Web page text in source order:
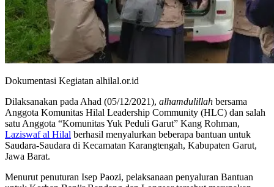
Dokumentasi Kegiatan alhilal.or.id
Dilaksanakan pada Ahad (05/12/2021), alhamdulillah bersama
Anggota Komunitas Hilal Leadership Community (HLC) dan salah
satu Anggota “Komunitas Yuk Peduli Garut” Kang Rohman,
Laziswaf al Hilal berhasil menyalurkan beberapa bantuan untuk
Saudara-Saudara di Kecamatan Karangtengah, Kabupaten Garut,
Jawa Barat.
Menurut penuturan Isep Paozi, pelaksanaan penyaluran Bantuan